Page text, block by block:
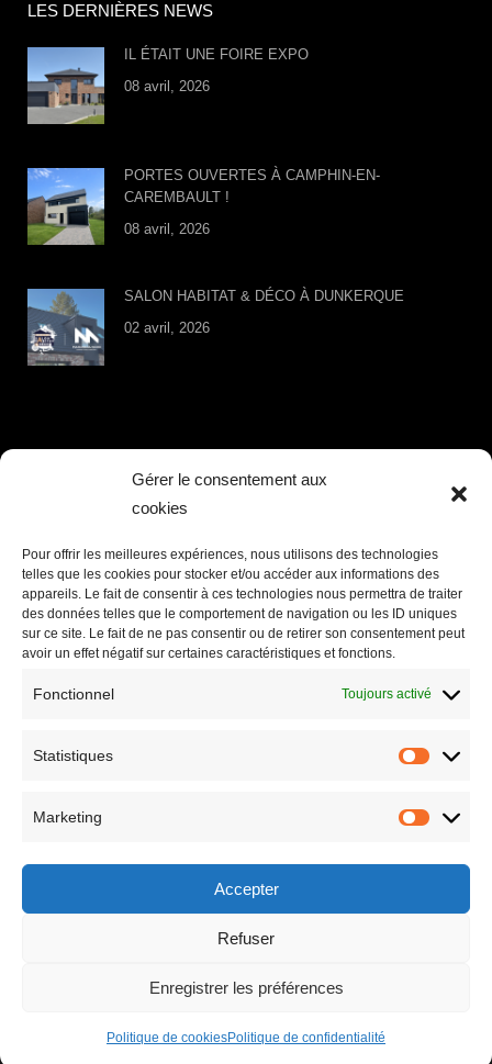
Gérer le consentement aux
cookies
Pour offrir les meilleures expériences, nous utilisons des technologies
telles que les cookies pour stocker et/ou accéder aux informations des
appareils. Le fait de consentir à ces technologies nous permettra de traiter
des données telles que le comportement de navigation ou les ID uniques
sur ce site. Le fait de ne pas consentir ou de retirer son consentement peut
avoir un effet négatif sur certaines caractéristiques et fonctions.
Fonctionnel Toujours activé
Statistiques
Marketing
Accepter
Refuser
Enregistrer les préférences
Politique de cookiesPolitique de confidentialité
LES DERNIÈRES NEWS
IL ÉTAIT UNE FOIRE EXPO
08 avril, 2026
PORTES OUVERTES À CAMPHIN-EN-
CAREMBAULT !
08 avril, 2026
SALON HABITAT & DÉCO À DUNKERQUE
02 avril, 2026
LIENS UTILES
Valeurs
Garanties
Nos maisons
Agences
Actualités
© Copyright 2026Maison du Nord